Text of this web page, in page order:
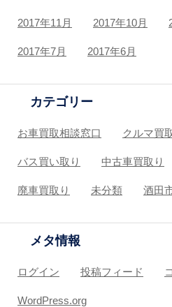
2017年11月 2017年10月
2017年7月 2017年6月
カテゴリー
お車買取相談窓口 クルマ買
バス買い取り 中古車買取り
廃車買取り 未分類 酒田
メタ情報
ログイン 投稿フィード
WordPress.org